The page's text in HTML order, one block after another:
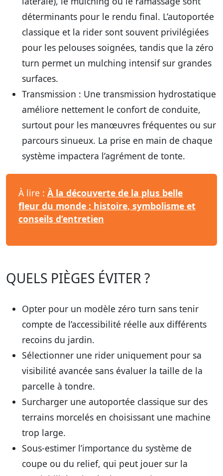
déterminants pour le rendu final. L’autoportée
classique et la rider sont souvent privilégiées
pour les pelouses soignées, tandis que la zéro
turn permet un mulching intensif sur grandes
surfaces.
Transmission : Une transmission hydrostatique
améliore nettement le confort de conduite,
surtout pour les manœuvres fréquentes ou sur
parcours sinueux. La prise en main de chaque
système impactera l’agrément de tonte.
À lire : À la découverte de la plus belle
fleur du monde : histoire, symbolisme et
conseils d’entretien
QUELS PIÈGES ÉVITER ?
Opter pour un modèle zéro turn sans tenir
compte de l’accessibilité réelle aux différents
recoins du jardin.
Sélectionner une rider uniquement pour sa
visibilité avancée sans évaluer la taille de la
parcelle à tondre.
Surcharger une autoportée classique sur des
terrains morcelés en choisissant une machine
trop large.
Sous-estimer l’importance du système de
coupe ou du relief, qui peut jouer sur la